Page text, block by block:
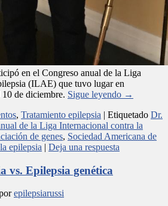
en el Congreso anual de la Liga
(ILAE) que tuvo lugar en
de diciembre. Sigue leyendo →
, Tratamiento epilepsia | Etiquetado Dr.
de la Liga Internacional contra la
de genes, Sociedad Americana de
epilepsia | Deja una respuesta
vs. Epilepsia genética
epilepsiarussi